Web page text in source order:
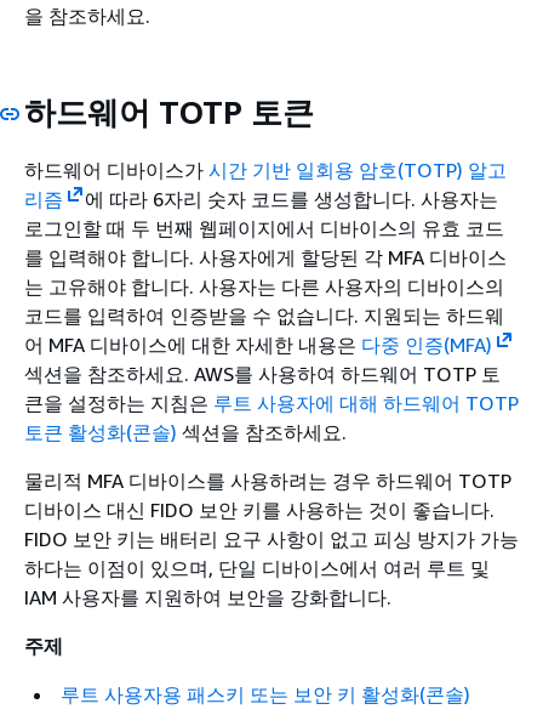
을 참조하세요.
하드웨어 TOTP 토큰
하드웨어 디바이스가 시간 기반 일회용 암호(TOTP) 알고
리즘
에 따라 6자리 숫자 코드를 생성합니다. 사용자는
로그인할 때 두 번째 웹페이지에서 디바이스의 유효 코드
를 입력해야 합니다. 사용자에게 할당된 각 MFA 디바이스
는 고유해야 합니다. 사용자는 다른 사용자의 디바이스의
코드를 입력하여 인증받을 수 없습니다. 지원되는 하드웨
어 MFA 디바이스에 대한 자세한 내용은 다중 인증(MFA)
섹션을 참조하세요. AWS를 사용하여 하드웨어 TOTP 토
큰을 설정하는 지침은 루트 사용자에 대해 하드웨어 TOTP
토큰 활성화(콘솔) 섹션을 참조하세요.
물리적 MFA 디바이스를 사용하려는 경우 하드웨어 TOTP
디바이스 대신 FIDO 보안 키를 사용하는 것이 좋습니다.
FIDO 보안 키는 배터리 요구 사항이 없고 피싱 방지가 가능
하다는 이점이 있으며, 단일 디바이스에서 여러 루트 및
IAM 사용자를 지원하여 보안을 강화합니다.
주제
루트 사용자용 패스키 또는 보안 키 활성화(콘솔)